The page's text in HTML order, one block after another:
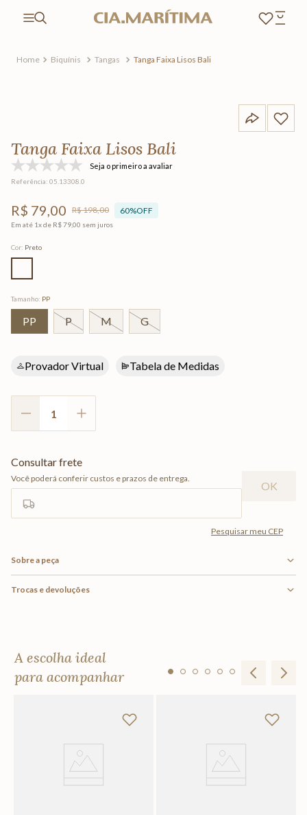
Biquínis Tangas Tanga Faixa Lisos Bali
Tanga Faixa Lisos Bali
Seja o primeiro a avaliar
Referência: 05.13308.0
R$ 79,00 R$198,00 60%OFF
Em até 1x de R$7900 sem juros
Cor: Preto
Tamanho: PP
PP P M G
Provador Virtual Tabela de Medidas
Sobre a peça
Trocas e devoluções
A escolha ideal
para acompanhar